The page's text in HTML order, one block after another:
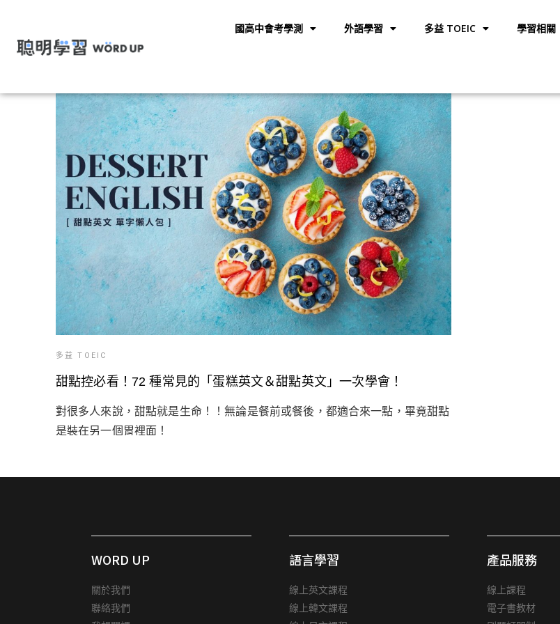
國高中會考學測 外語學習 多益 TOEIC 學習相關
多益 TOEIC
甜點控必看！72 種常見的「蛋糕英文＆甜點英文」一次學會！
對很多人來說，甜點就是生命！！無論是餐前或餐後，都適合來一點，畢竟甜點
是裝在另一個胃裡面！
WORD UP
關於我們
聯絡我們
語言學習
線上英文課程
線上韓文課程
產品服務
線上課程
電子書教材